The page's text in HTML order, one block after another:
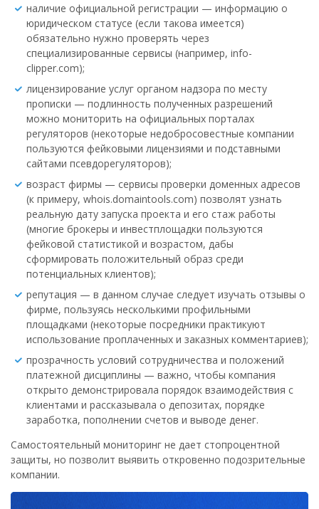
наличие официальной регистрации — информацию о
юридическом статусе (если такова имеется)
обязательно нужно проверять через
специализированные сервисы (например, info-
clipper.com);
лицензирование услуг органом надзора по месту
прописки — подлинность полученных разрешений
можно мониторить на официальных порталах
регуляторов (некоторые недобросовестные компании
пользуются фейковыми лицензиями и подставными
сайтами псевдорегуляторов);
возраст фирмы — сервисы проверки доменных адресов
(к примеру, whois.domaintools.com) позволят узнать
реальную дату запуска проекта и его стаж работы
(многие брокеры и инвестплощадки пользуются
фейковой статистикой и возрастом, дабы
сформировать положительный образ среди
потенциальных клиентов);
репутация — в данном случае следует изучать отзывы о
фирме, пользуясь несколькими профильными
площадками (некоторые посредники практикуют
использование проплаченных и заказных комментариев);
прозрачность условий сотрудничества и положений
платежной дисциплины — важно, чтобы компания
открыто демонстрировала порядок взаимодействия с
клиентами и рассказывала о депозитах, порядке
заработка, пополнении счетов и выводе денег.
Самостоятельный мониторинг не дает стопроцентной
защиты, но позволит выявить откровенно подозрительные
компании.